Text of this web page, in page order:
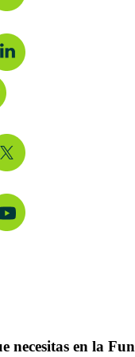
necesitas en la